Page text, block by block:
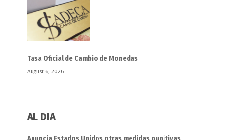
Tasa Oficial de Cambio de Monedas
August 6, 2026
AL DIA